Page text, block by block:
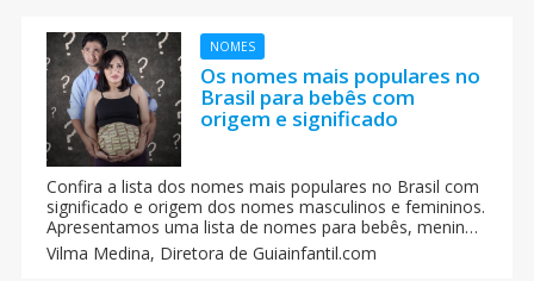
NOMES
Os nomes mais populares no
Brasil para bebês com
origem e significado
Confira a lista dos nomes mais populares no Brasil com
significado e origem dos nomes masculinos e femininos.
Apresentamos uma lista de nomes para bebês, meninos
e meninas, que começam com todas as letras. Escolha
um nome bonito para seu bebê.
Vilma Medina, Diretora de Guiainfantil.com